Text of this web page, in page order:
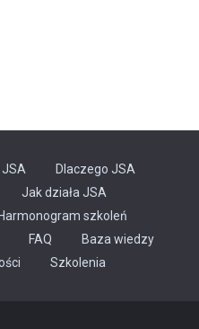
JSA
Dlaczego JSA
Jak działa JSA
Harmonogram szkoleń
FAQ
Baza wiedzy
Szkolenia